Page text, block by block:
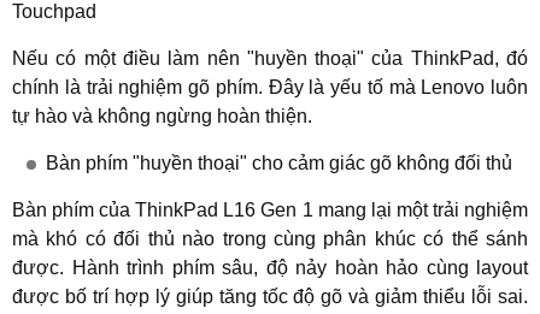
Touchpad
Nếu có một điều làm nên "huyền thoại" của ThinkPad, đó
chính là trải nghiệm gõ phím. Đây là yếu tố mà Lenovo luôn
tự hào và không ngừng hoàn thiện.
Bàn phím "huyền thoại" cho cảm giác gõ không đối thủ
Bàn phím của ThinkPad L16 Gen 1 mang lại một trải nghiệm
mà khó có đối thủ nào trong cùng phân khúc có thể sánh
được. Hành trình phím sâu, độ nảy hoàn hảo cùng layout
được bố trí hợp lý giúp tăng tốc độ gõ và giảm thiểu lỗi sai.